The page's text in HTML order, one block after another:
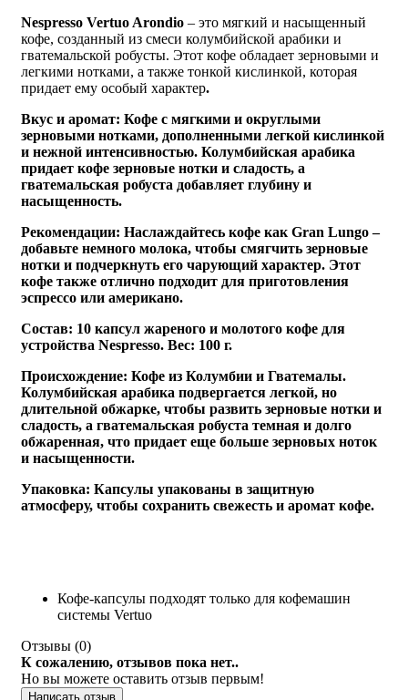
Nespresso Vertuo Arondio – это мягкий и насыщенный
кофе, созданный из смеси колумбийской арабики и
гватемальской робусты. Этот кофе обладает зерновыми и
легкими нотками, а также тонкой кислинкой, которая
придает ему особый характер.
Вкус и аромат: Кофе с мягкими и округлыми
зерновыми нотками, дополненными легкой кислинкой
и нежной интенсивностью. Колумбийская арабика
придает кофе зерновые нотки и сладость, а
гватемальская робуста добавляет глубину и
насыщенность.
Рекомендации: Наслаждайтесь кофе как Gran Lungo –
добавьте немного молока, чтобы смягчить зерновые
нотки и подчеркнуть его чарующий характер. Этот
кофе также отлично подходит для приготовления
эспрессо или американо.
Состав: 10 капсул жареного и молотого кофе для
устройства Nespresso. Вес: 100 г.
Происхождение: Кофе из Колумбии и Гватемалы.
Колумбийская арабика подвергается легкой, но
длительной обжарке, чтобы развить зерновые нотки и
сладость, а гватемальская робуста темная и долго
обжаренная, что придает еще больше зерновых ноток
и насыщенности.
Упаковка: Капсулы упакованы в защитную
атмосферу, чтобы сохранить свежесть и аромат кофе.
Кофе-капсулы подходят только для кофемашин
системы Vertuo
Отзывы (0)
К сожалению, отзывов пока нет..
Но вы можете оставить отзыв первым!
Написать отзыв